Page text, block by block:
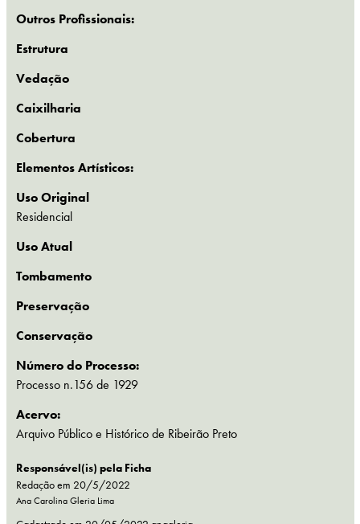
Outros Profissionais:
Estrutura
Vedação
Caixilharia
Cobertura
Elementos Artísticos:
Uso Original
Residencial
Uso Atual
Tombamento
Preservação
Conservação
Número do Processo:
Processo n.156 de 1929
Acervo:
Arquivo Público e Histórico de Ribeirão Preto
Responsável(is) pela Ficha
Redação em 20/5/2022
Ana Carolina Gleria Lima